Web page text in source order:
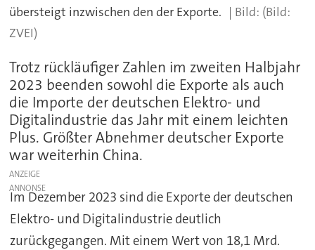
übersteigt inzwischen den der Exporte.
(Bild:
ZVEI)
Trotz rückläufiger Zahlen im zweiten Halbjahr
2023 beenden sowohl die Exporte als auch
die Importe der deutschen Elektro- und
Digitalindustrie das Jahr mit einem leichten
Plus. Größter Abnehmer deutscher Exporte
war weiterhin China.
ANZEIGE
Im Dezember 2023 sind die Exporte der deutschen
Elektro- und Digitalindustrie deutlich
zurückgegangen. Mit einem Wert von 18,1 Mrd.